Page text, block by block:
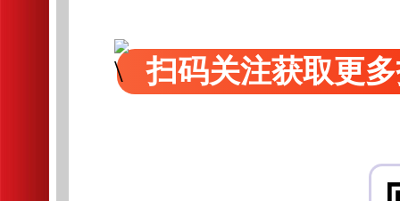
扫码关注获取更